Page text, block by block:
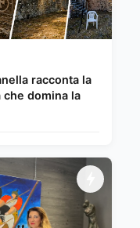
racconta la
domina la